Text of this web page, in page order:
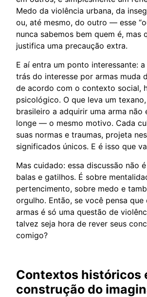
Medo da violência urbana, da
ou, até mesmo, do outro — esse
nunca sabemos bem quem é, mas
justifica uma precaução extra.
E aí entra um ponto interessante:
trás do interesse por armas muda
de acordo com o contexto social,
psicológico. O que leva um
brasileiro a adquirir uma arma
longe — o mesmo motivo. Cada
suas normas e traumas, projeta
significados únicos. E é isso que
Mas cuidado: essa discussão não
balas e gatilhos. É sobre
pertencimento, sobre medo e
orgulho. Então, se você pensa
armas é só uma questão de
talvez seja hora de rever seus
comigo?
Contextos históricos
construção do